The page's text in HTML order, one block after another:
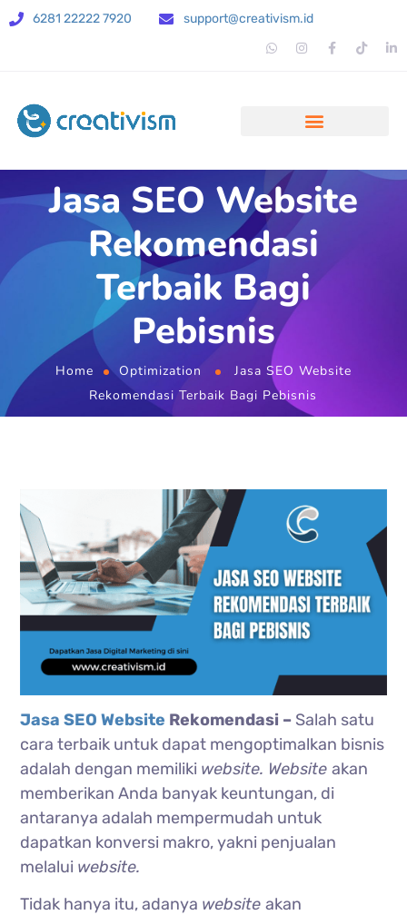
6281 22222 7920 support@creativism.id
Jasa SEO Website
Rekomendasi
Terbaik Bagi
Pebisnis
Home Optimization
Jasa SEO Website
Rekomendasi Terbaik Bagi Pebisnis
Jasa SEO Website Rekomendasi – Salah satu
cara terbaik untuk dapat mengoptimalkan bisnis
adalah dengan memiliki website. Websiteakan
memberikan Anda banyak keuntungan, di
antaranya adalah mempermudah untuk
dapatkan konversi makro, yakni penjualan
melalui website.
Tidak hanya itu, adanya websiteakan